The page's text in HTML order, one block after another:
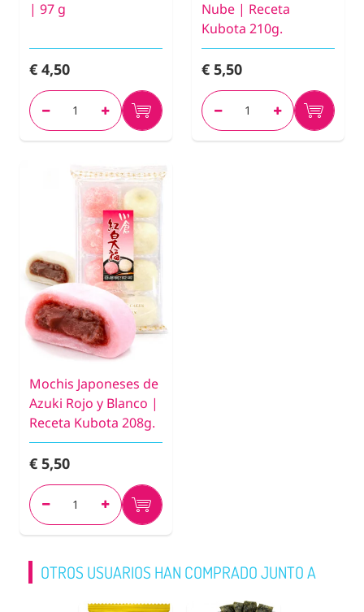
| 97 g
€ 4,50
Nube | Receta
Kubota 210g.
€ 5,50
Mochis Japoneses de
Azuki Rojo y Blanco |
Receta Kubota 208g.
€ 5,50
OTROS USUARIOS HAN COMPRADO JUNTO A